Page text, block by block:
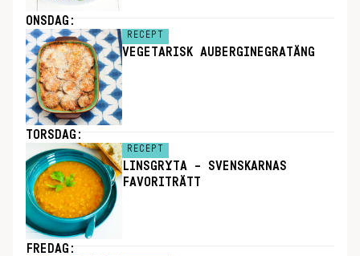
ONSDAG:
RECEPT
VEGETARISK AUBERGINEGRATÄNG
TORSDAG:
RECEPT
LINSGRYTA – SVENSKARNAS
FAVORITRÄTT
FREDAG: